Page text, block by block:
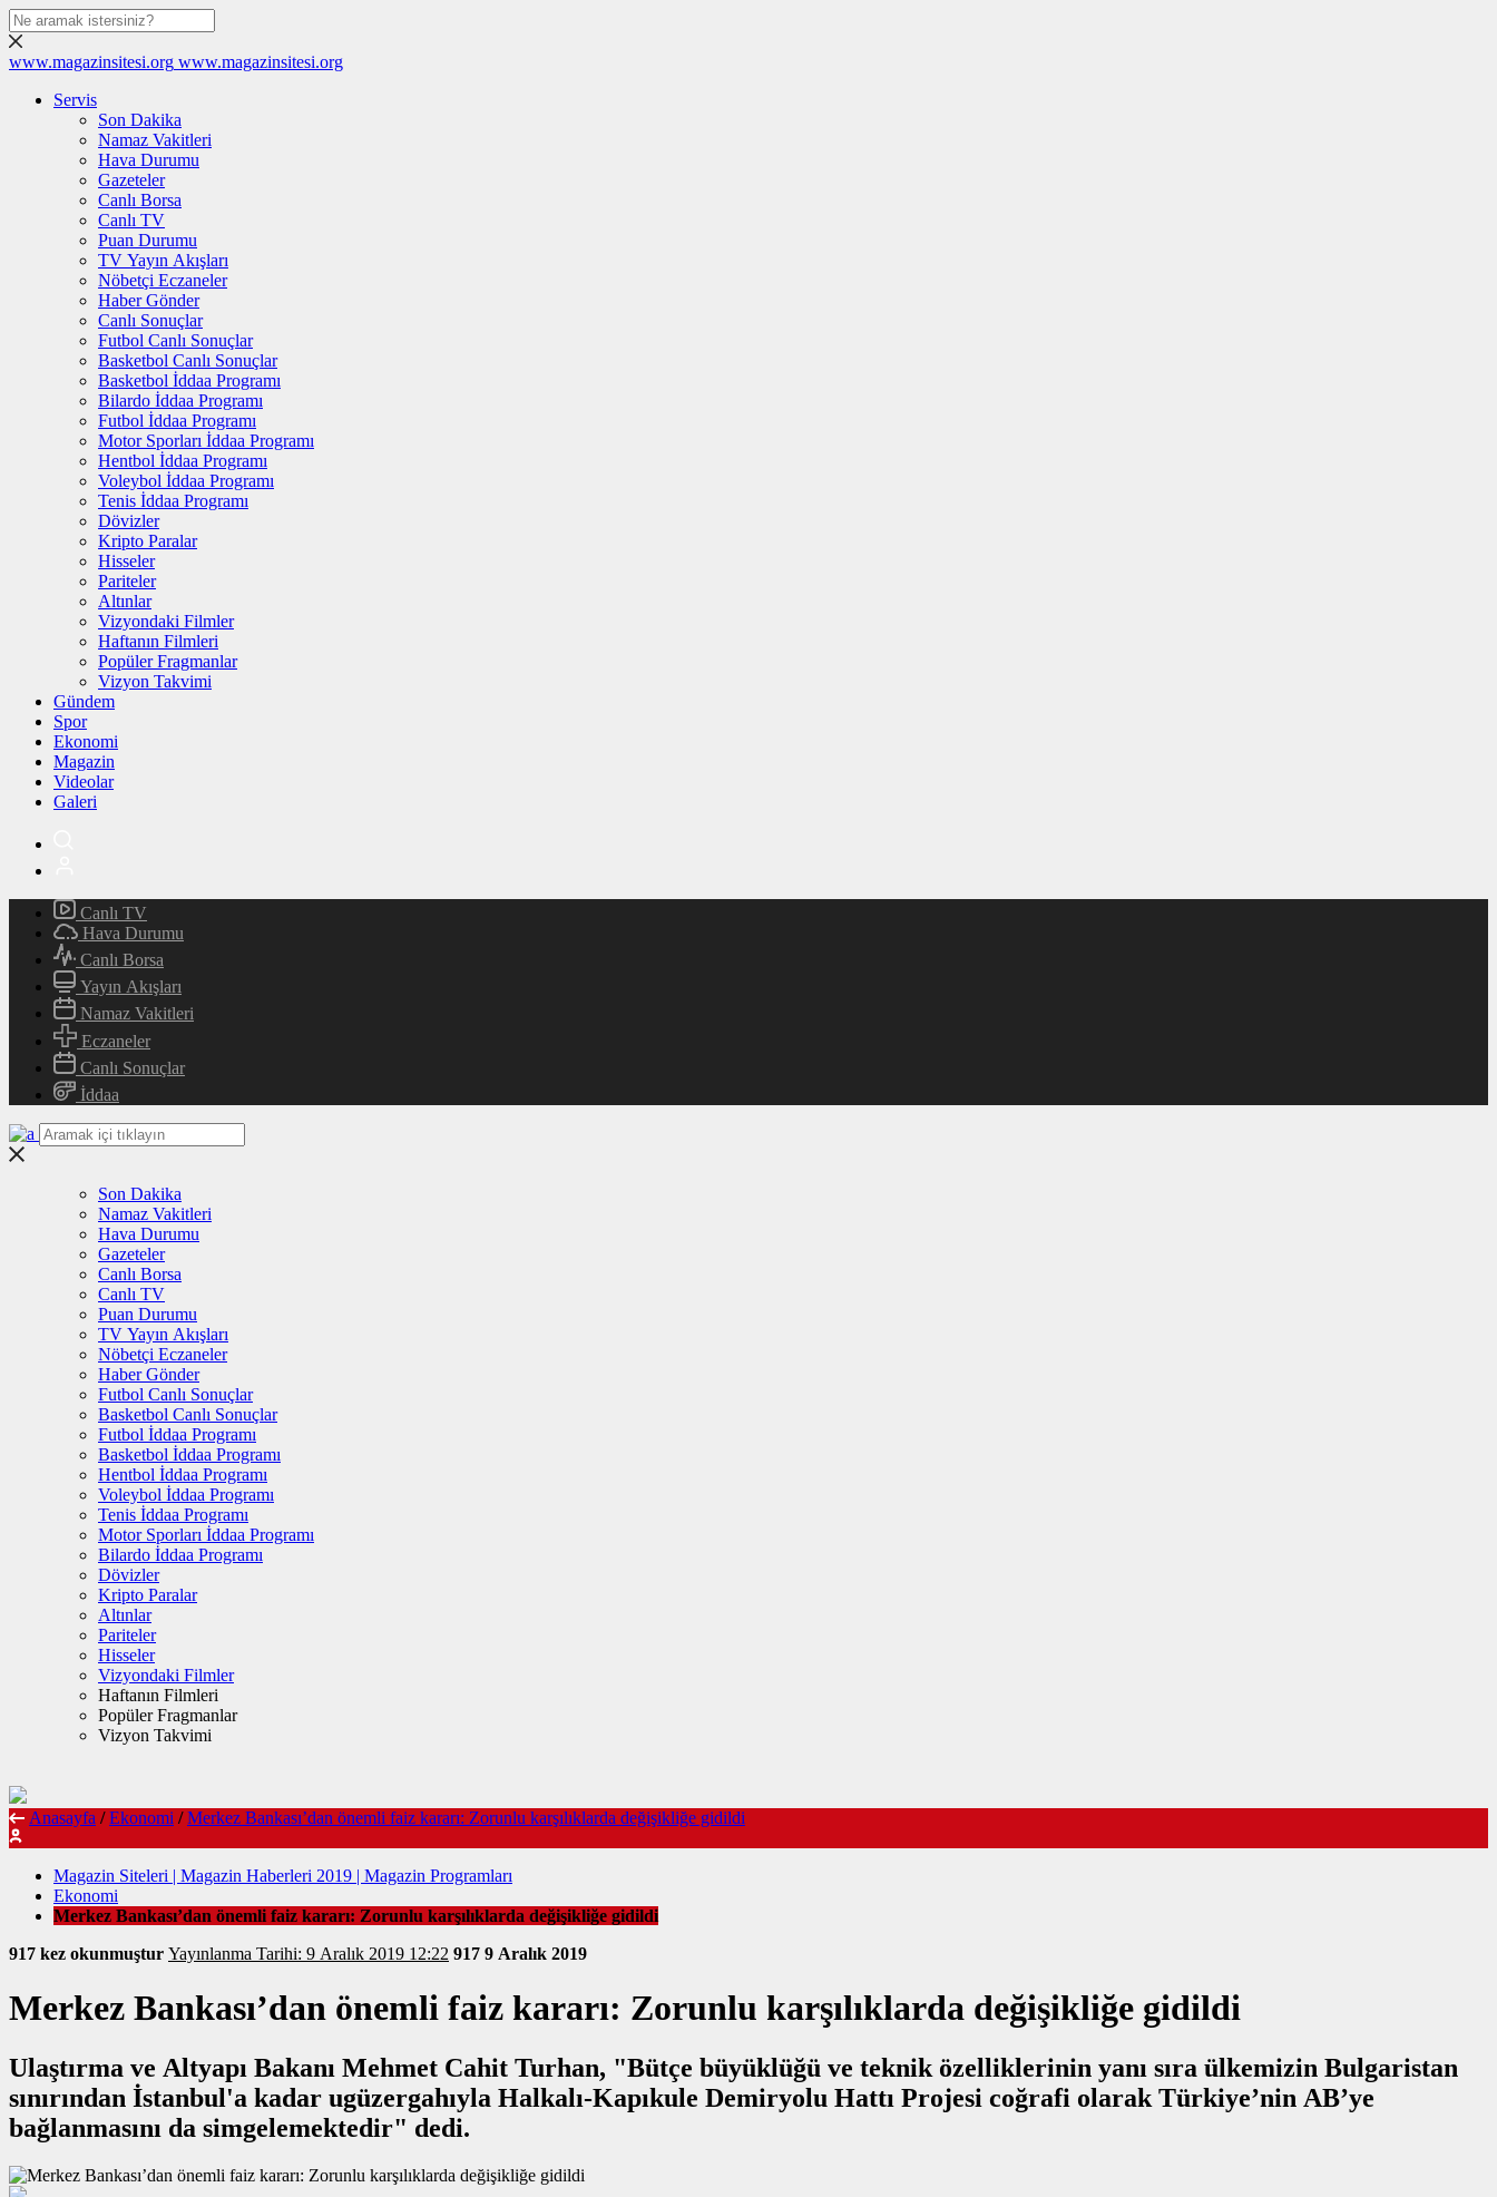
www.magazinsitesi.org www.magazinsitesi.org
Servis
Son Dakika
Namaz Vakitleri
Hava Durumu
Gazeteler
Canlı Borsa
Canlı TV
Puan Durumu
TV Yayın Akışları
Nöbetçi Eczaneler
Haber Gönder
Canlı Sonuçlar
Futbol Canlı Sonuçlar
Basketbol Canlı Sonuçlar
Basketbol İddaa Programı
Bilardo İddaa Programı
Futbol İddaa Programı
Motor Sporları İddaa Programı
Hentbol İddaa Programı
Voleybol İddaa Programı
Tenis İddaa Programı
Dövizler
Kripto Paralar
Hisseler
Pariteler
Altınlar
Vizyondaki Filmler
Haftanın Filmleri
Popüler Fragmanlar
Vizyon Takvimi
Gündem
Spor
Ekonomi
Magazin
Videolar
Galeri
Canlı TV
Hava Durumu
Canlı Borsa
Yayın Akışları
Namaz Vakitleri
Eczaneler
Canlı Sonuçlar
İddaa
Son Dakika
Namaz Vakitleri
Hava Durumu
Gazeteler
Canlı Borsa
Canlı TV
Puan Durumu
TV Yayın Akışları
Nöbetçi Eczaneler
Haber Gönder
Futbol Canlı Sonuçlar
Basketbol Canlı Sonuçlar
Futbol İddaa Programı
Basketbol İddaa Programı
Hentbol İddaa Programı
Voleybol İddaa Programı
Tenis İddaa Programı
Motor Sporları İddaa Programı
Bilardo İddaa Programı
Dövizler
Kripto Paralar
Altınlar
Pariteler
Hisseler
Vizyondaki Filmler
Haftanın Filmleri
Popüler Fragmanlar
Vizyon Takvimi
Anasayfa / Ekonomi / Merkez Bankası’dan önemli faiz kararı: Zorunlu karşılıklarda değişikliğe gidildi
Magazin Siteleri | Magazin Haberleri 2019 | Magazin Programları
Ekonomi
Merkez Bankası’dan önemli faiz kararı: Zorunlu karşılıklarda değişikliğe gidildi
917 kez okunmuştur
Yayınlanma Tarihi: 9 Aralık 2019 12:22 917 9 Aralık 2019
Merkez Bankası’dan önemli faiz kararı: Zorunlu karşılıklarda değişikliğe gidildi
Ulaştırma ve Altyapı Bakanı Mehmet Cahit Turhan, "Bütçe büyüklüğü ve teknik özelliklerinin yanı sıra ülkemizin Bulgaristan
sınırından İstanbul'a kadar ugüzergahıyla Halkalı-Kapıkule Demiryolu Hattı Projesi coğrafi olarak Türkiye’nin AB’ye
bağlanmasını da simgelemektedir" dedi.